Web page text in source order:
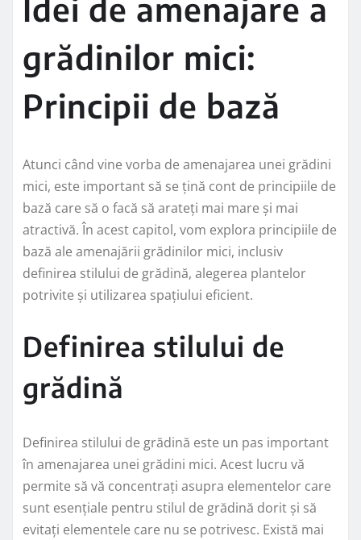
Idei de amenajare a
grădinilor mici:
Principii de bază
Atunci când vine vorba de amenajarea unei grădini
mici, este important să se țină cont de principiile de
bază care să o facă să arateți mai mare și mai
atractivă. În acest capitol, vom explora principiile de
bază ale amenajării grădinilor mici, inclusiv
definirea stilului de grădină, alegerea plantelor
potrivite și utilizarea spațiului eficient.
Definirea stilului de
grădină
Definirea stilului de grădină este un pas important
în amenajarea unei grădini mici. Acest lucru vă
permite să vă concentrați asupra elementelor care
sunt esențiale pentru stilul de grădină dorit și să
evitați elementele care nu se potrivesc. Există mai